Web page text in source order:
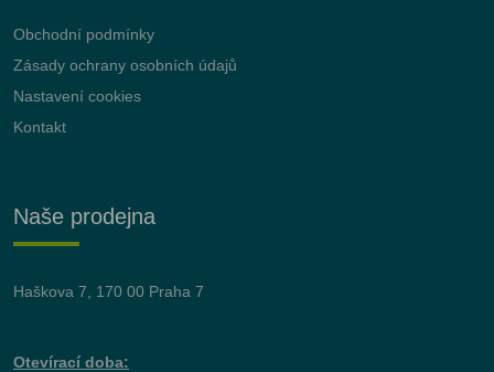
Obchodní podmínky
Zásady ochrany osobních údajů
Nastavení cookies
Kontakt
Naše prodejna
Haškova 7, 170 00 Praha 7
Otevírací doba: